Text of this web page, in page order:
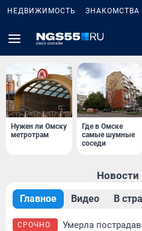
НЕДВИЖИМОСТЬ ЗНАКОМСТВА
Нужен ли Омску
метротрам
Где в Омске
самые шумные
соседи
Главное Видео В
СРОЧНО
Умерла